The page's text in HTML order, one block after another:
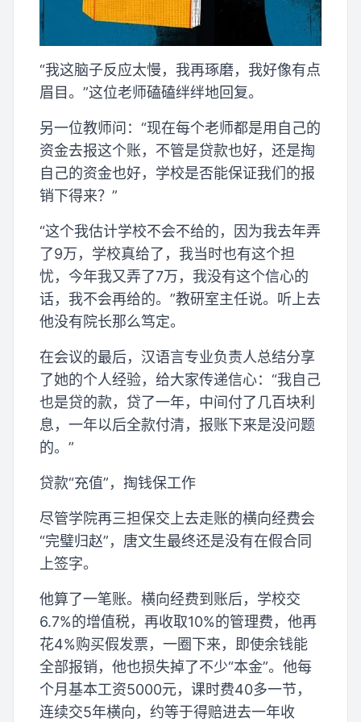
“我这脑子反应太慢，我再琢磨，我好像有点
眉目。”这位老师磕磕绊绊地回复。
另一位教师问：“现在每个老师都是用自己的
资金去报这个账，不管是贷款也好，还是掏
自己的资金也好，学校是否能保证我们的报
销下得来？”
“这个我估计学校不会不给的，因为我去年弄
了9万，学校真给了，我当时也有这个担
忧，今年我又弄了7万，我没有这个信心的
话，我不会再给的。”教研室主任说。听上去
他没有院长那么笃定。
在会议的最后，汉语言专业负责人总结分享
了她的个人经验，给大家传递信心：“我自己
也是贷的款，贷了一年，中间付了几百块利
息，一年以后全款付清，报账下来是没问题
的。”
贷款“充值”，掏钱保工作
尽管学院再三担保交上去走账的横向经费会
“完璧归赵”，唐文生最终还是没有在假合同
上签字。
他算了一笔账。横向经费到账后，学校交
6.7%的增值税，再收取10%的管理费，他再
花4%购买假发票，一圈下来，即使余钱能
全部报销，他也损失掉了不少“本金”。他每
个月基本工资5000元，课时费40多一节，
连续交5年横向，约等于得赔进去一年收